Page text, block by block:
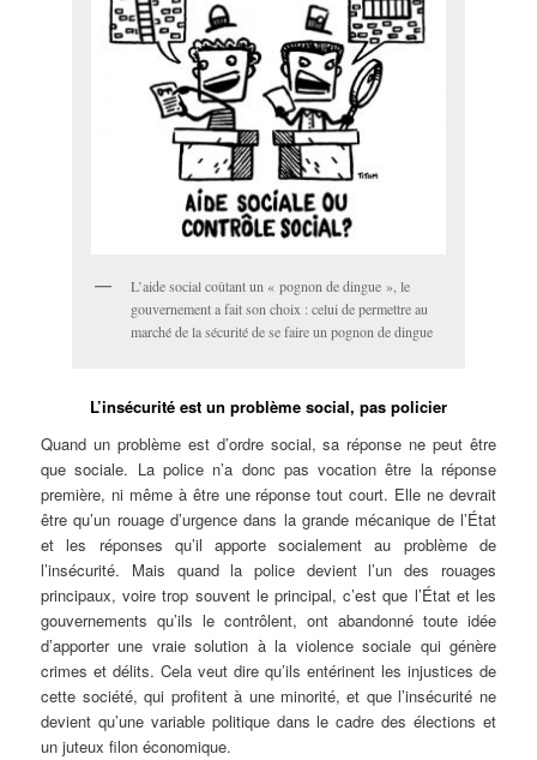
L’aide social coûtant un « pognon de dingue », le
gouvernement a fait son choix : celui de permettre au
marché de la sécurité de se faire un pognon de dingue
L’insécurité est un problème social, pas policier
Quand un problème est d’ordre social, sa réponse ne peut être
que sociale. La police n’a donc pas vocation être la réponse
première, ni même à être une réponse tout court. Elle ne devrait
être qu’un rouage d’urgence dans la grande mécanique de l’État
et les réponses qu’il apporte socialement au problème de
l’insécurité. Mais quand la police devient l’un des rouages
principaux, voire trop souvent le principal, c’est que l’État et les
gouvernements qu’ils le contrôlent, ont abandonné toute idée
d’apporter une vraie solution à la violence sociale qui génère
crimes et délits. Cela veut dire qu’ils entérinent les injustices de
cette société, qui profitent à une minorité, et que l’insécurité ne
devient qu’une variable politique dans le cadre des élections et
un juteux filon économique.